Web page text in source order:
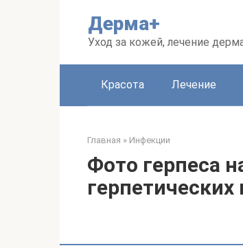
Дерма+
Уход за кожей, лечение
Красота Лечение
Главная » Инфекции
Фото герпеса